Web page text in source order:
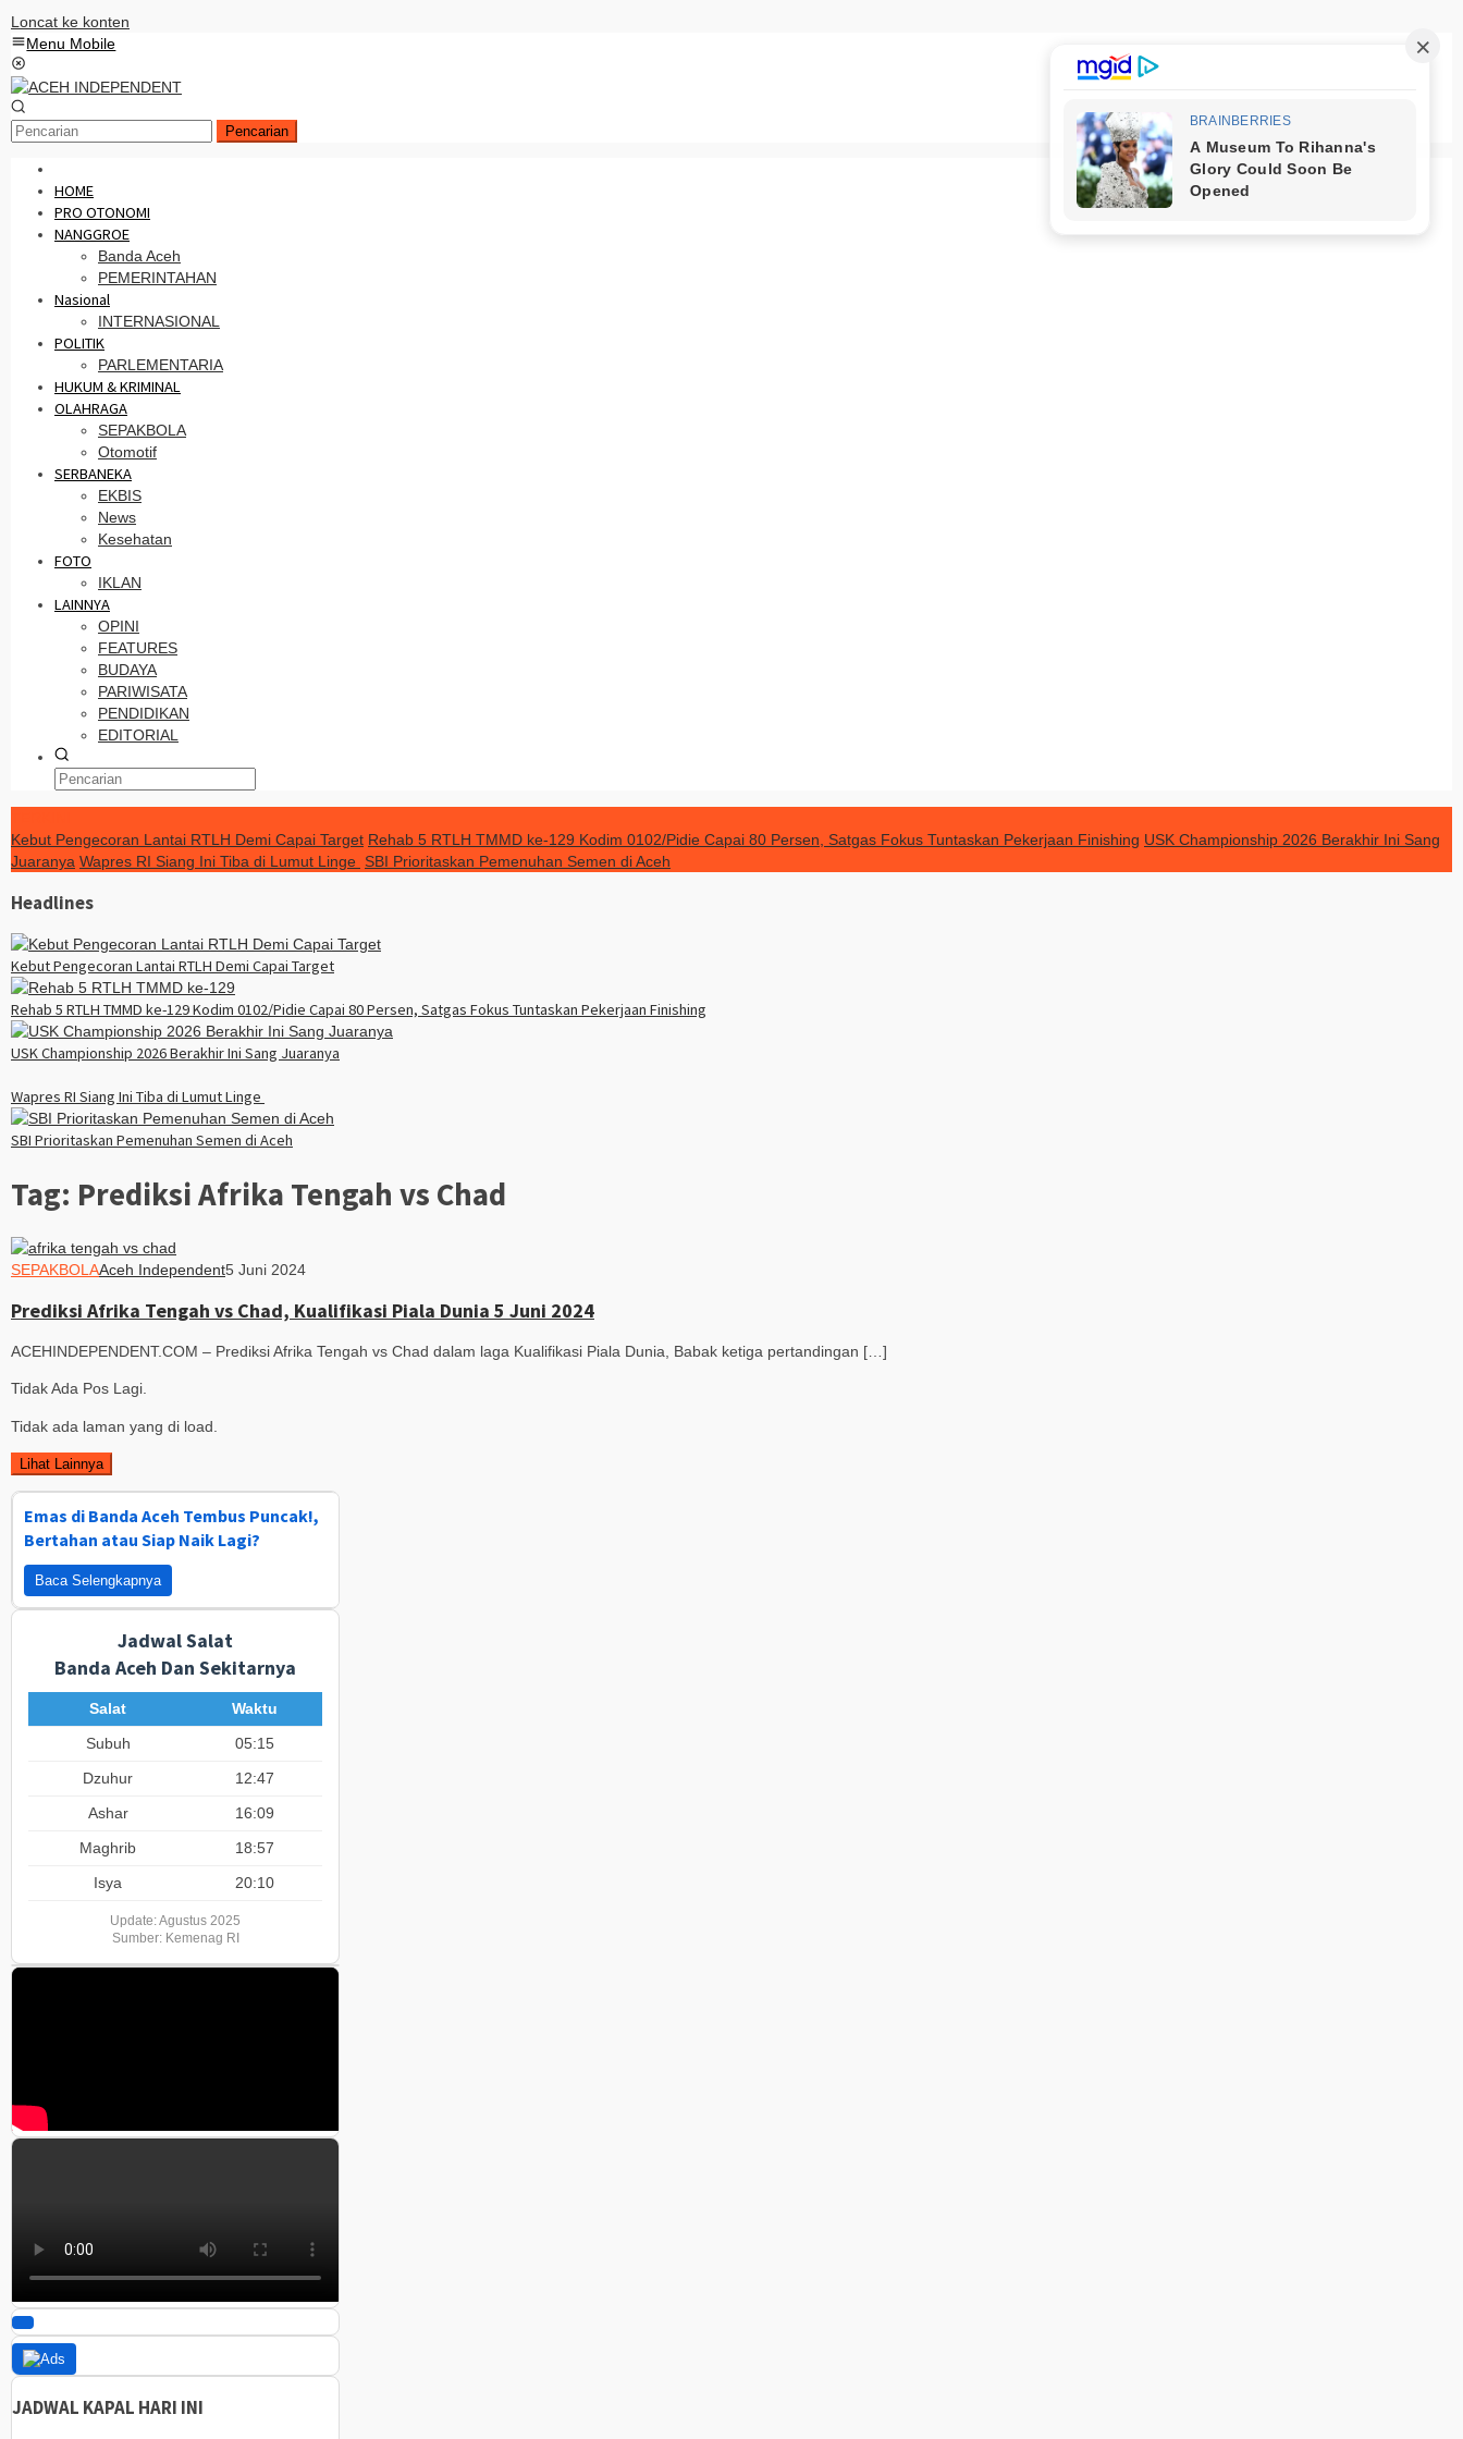
Loncat ke konten
Menu Mobile
Pencarian
HOME
PRO OTONOMI
NANGGROE
Banda Aceh
PEMERINTAHAN
Nasional
INTERNASIONAL
POLITIK
PARLEMENTARIA
HUKUM & KRIMINAL
OLAHRAGA
SEPAKBOLA
Otomotif
SERBANEKA
EKBIS
News
Kesehatan
FOTO
IKLAN
LAINNYA
OPINI
FEATURES
BUDAYA
PARIWISATA
PENDIDIKAN
EDITORIAL
Kebut Pengecoran Lantai RTLH Demi Capai Target Rehab 5 RTLH TMMD ke-129 Kodim 0102/Pidie Capai 80 Persen, Satgas Fokus Tuntaskan Pekerjaan Finishing USK Championship 2026 Berakhir Ini Sang
Juaranya Wapres RI Siang Ini Tiba di Lumut Linge SBI Prioritaskan Pemenuhan Semen di Aceh
Headlines
Kebut Pengecoran Lantai RTLH Demi Capai Target
Rehab 5 RTLH TMMD ke-129 Kodim 0102/Pidie Capai 80 Persen, Satgas Fokus Tuntaskan Pekerjaan Finishing
USK Championship 2026 Berakhir Ini Sang Juaranya
Wapres RI Siang Ini Tiba di Lumut Linge
SBI Prioritaskan Pemenuhan Semen di Aceh
Tag: Prediksi Afrika Tengah vs Chad
SEPAKBOLAAceh Independent5 Juni 2024
Prediksi Afrika Tengah vs Chad, Kualifikasi Piala Dunia 5 Juni 2024
ACEHINDEPENDENT.COM – Prediksi Afrika Tengah vs Chad dalam laga Kualifikasi Piala Dunia, Babak ketiga pertandingan […]
Tidak Ada Pos Lagi.
Tidak ada laman yang di load.
Lihat Lainnya
Emas di Banda Aceh Tembus Puncak!,
Bertahan atau Siap Naik Lagi?
Baca Selengkapnya
Jadwal Salat
Banda Aceh Dan Sekitarnya
Salat
Waktu
Subuh
05:15
Dzuhur
12:47
Ashar
16:09
Maghrib
18:57
Isya
20:10
Update: Agustus 2025
Sumber: Kemenag RI
JADWAL KAPAL HARI INI